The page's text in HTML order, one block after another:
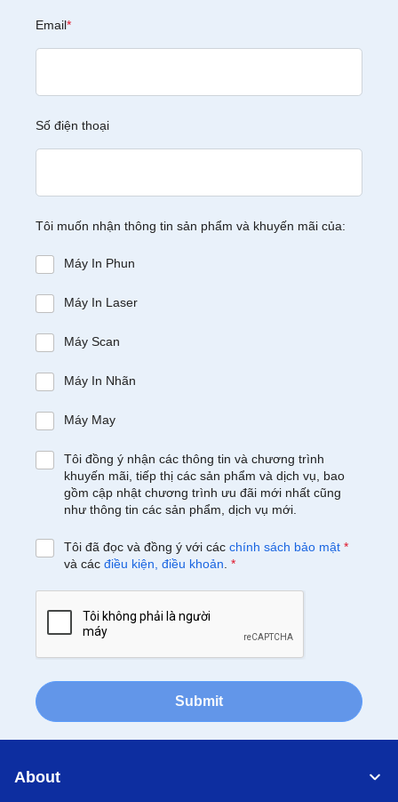
Email*
Số điện thoại
Tôi muốn nhận thông tin sản phẩm và khuyến mãi của:
Máy In Phun
Máy In Laser
Máy Scan
Máy In Nhãn
Máy May
Tôi đồng ý nhận các thông tin và chương trình
khuyến mãi, tiếp thị các sản phẩm và dịch vụ, bao
gồm cập nhật chương trình ưu đãi mới nhất cũng
như thông tin các sản phẩm, dịch vụ mới.
Tôi đã đọc và đồng ý với các chính sách bảo mật *
và các điều kiện, điều khoản *
Submit
About